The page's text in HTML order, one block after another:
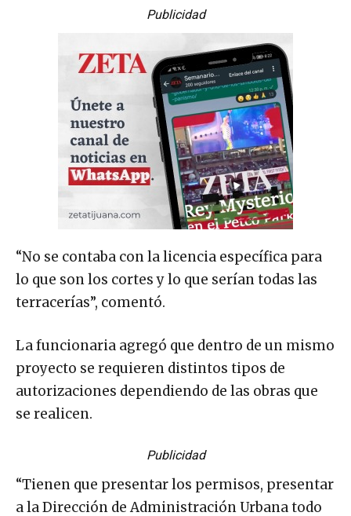
Publicidad
“No se contaba con la licencia específica para
lo que son los cortes y lo que serían todas las
terracerías”, comentó.
La funcionaria agregó que dentro de un mismo
proyecto se requieren distintos tipos de
autorizaciones dependiendo de las obras que
se realicen.
Publicidad
“Tienen que presentar los permisos, presentar
a la Dirección de Administración Urbana todo